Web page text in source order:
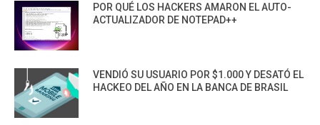
POR QUÉ LOS HACKERS AMARON EL AUTO-
ACTUALIZADOR DE NOTEPAD++
VENDIÓ SU USUARIO POR $1.000 Y DESATÓ EL
HACKEO DEL AÑO EN LA BANCA DE BRASIL